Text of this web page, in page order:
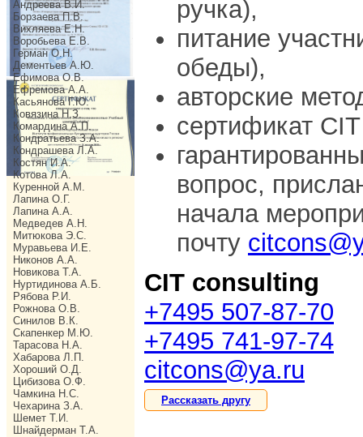
Андреева В.И.
Борзаева П.В.
Вихляева Е.Н.
Воробьева Е.В.
Герман О.Н.
Дементьев А.Ю.
Ефимова О.В.
Ефремова А.А.
Касьянова Г.Ю.
Ковязина Н.З.
Комардина А.П.
Кондратьева З.А.
Кондрашева Л.А.
Костян И.А.
Котова Л.А.
Куренной А.М.
Лапина О.Г.
Лапина А.А.
Медведев А.Н.
Митюкова Э.С.
Муравьева И.Е.
Никонов А.А.
Новикова Т.А.
Нуртидинова А.Б.
Рябова Р.И.
Рожнова О.В.
Синилов В.К.
Скапенкер М.Ю.
Тарасова Н.А.
Хабарова Л.П.
Хороший О.Д.
Цибизова О.Ф.
Чамкина Н.С.
Чехарина З.А.
Шемет Т.И.
Шнайдерман Т.А.
ручка),
питание
обеды),
авторские
сертификат
вопрос,
начала
почту
CIT consulting
+7495 507-87-70
+7495 741-97-74
citcons@ya.ru
Рассказать другу